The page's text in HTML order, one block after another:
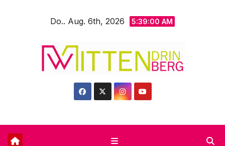
Do.. Aug. 6th, 2026 5:39:02 AM